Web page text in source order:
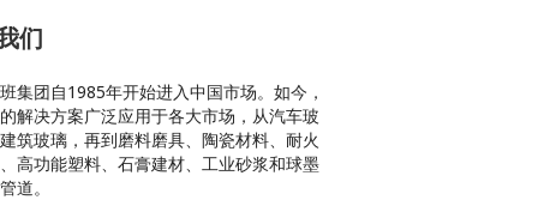
们
集团自1985年开始进入中国市场。如今，
解决方案广泛应用于各大市场，从汽车玻
筑玻璃，再到磨料磨具、陶瓷材料、耐火
高功能塑料、石膏建材、工业砂浆和球墨
道。